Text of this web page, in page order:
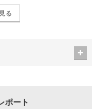
る
ポート